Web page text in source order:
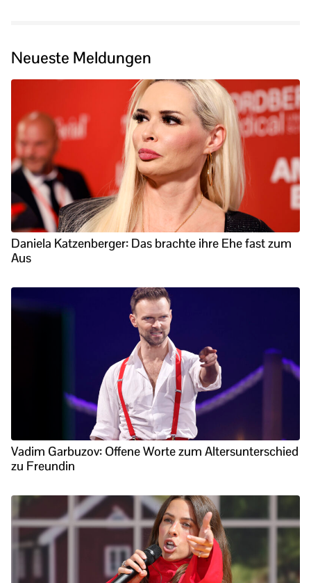
Neueste Meldungen
Daniela Katzenberger: Das brachte ihre Ehe fast zum
Aus
Vadim Garbuzov: Offene Worte zum Altersunterschied
zu Freundin